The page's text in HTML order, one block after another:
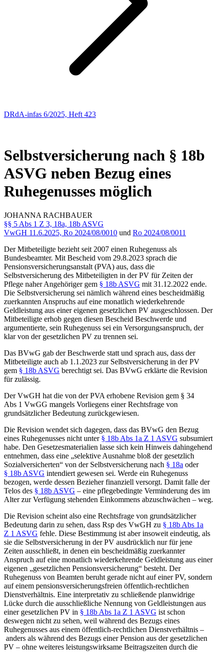
DRdA-infas 6/2025, Heft 423
Selbstversicherung nach § 18b
ASVG neben Bezug eines
Ruhegenusses möglich
JOHANNA RACHBAUER
§§ 5 Abs 1 Z 3, 18a, 18b ASVG
VwGH 11.6.2025, Ro 2024/08/0010 und Ro 2024/08/0011
Der Mitbeteiligte bezieht seit 2007 einen Ruhegenuss als
Bundesbeamter. Mit Bescheid vom 29.8.2023 sprach die
Pensionsversicherungsanstalt (PVA) aus, dass die
Selbstversicherung des Mitbeteiligten in der PV für Zeiten der
Pflege naher Angehöriger gem § 18b ASVG mit 31.12.2022 ende.
Die Selbstversicherung sei nämlich während eines bescheidmäßig
zuerkannten Anspruchs auf eine monatlich wiederkehrende
Geldleistung aus einer eigenen gesetzlichen PV ausgeschlossen. Der
Mitbeteiligte erhob gegen diesen Bescheid Beschwerde und
argumentierte, sein Ruhegenuss sei ein Versorgungsanspruch, der
klar von der gesetzlichen PV zu trennen sei.
Das BVwG gab der Beschwerde statt und sprach aus, dass der
Mitbeteiligte auch ab 1.1.2023 zur Selbstversicherung in der PV
gem § 18b ASVG berechtigt sei. Das BVwG erklärte die Revision
für zulässig.
Der VwGH hat die von der PVA erhobene Revision gem § 34
Abs 1 VwGG mangels Vorliegens einer Rechtsfrage von
grundsätzlicher Bedeutung zurückgewiesen.
Die Revision wendet sich dagegen, dass das BVwG den Bezug
eines Ruhegenusses nicht unter § 18b Abs 1a Z 1 ASVG subsumiert
habe. Den Gesetzesmaterialien lasse sich kein Hinweis dahingehend
entnehmen, dass eine „selektive Ausnahme bloß der gesetzlich
Sozialversicherten“ von der Selbstversicherung nach § 18a oder
§ 18b ASVG intendiert gewesen sei. Werde ein Ruhegenuss
bezogen, werde dessen Bezieher finanziell versorgt. Damit falle der
Telos des § 18b ASVG – eine pflegebedingte Verminderung des im
Alter zur Verfügung stehenden Einkommens abzuschwächen – weg.
Die Revision scheint also eine Rechtsfrage von grundsätzlicher
Bedeutung darin zu sehen, dass Rsp des VwGH zu § 18b Abs 1a
Z 1 ASVG fehle. Diese Bestimmung ist aber insoweit eindeutig, als
sie die Selbstversicherung in der PV ausdrücklich nur für jene
Zeiten ausschließt, in denen ein bescheidmäßig zuerkannter
Anspruch auf eine monatlich wiederkehrende Geldleistung aus einer
eigenen „gesetzlichen Pensionsversicherung“ besteht. Der
Ruhegenuss von Beamten beruht gerade nicht auf einer PV, sondern
auf einem pensionsversicherungsfreien öffentlich-rechtlichen
Dienstverhältnis. Eine interpretativ zu schließende planwidrige
Lücke durch die ausschließliche Nennung von Geldleistungen aus
einer gesetzlichen PV in § 18b Abs 1a Z 1 ASVG ist schon
deswegen nicht zu sehen, weil während des Bezugs eines
Ruhegenusses aus einem öffentlich-rechtlichen Dienstverhältnis –
anders als während des Bezugs einer Pension aus der gesetzlichen
PV – ohne weiteres leistungswirksame Beitragszeiten durch die